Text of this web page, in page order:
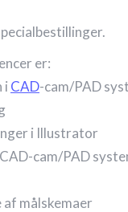
er:
i CAD-cam/PAD
i Illustrator
cam/PAD
målskemaer